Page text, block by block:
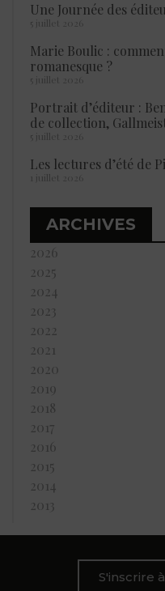
Une Journée des
5 juillet 2026
Marie Boulic :
romanesque ?
5 juillet 2026
Portrait d’éditeur :
de collection,
5 juillet 2026
Les lectures d’été de
1 juillet 2026
ARCHIVES
2026
2025
2024
2023
2022
2021
2020
2019
2018
2017
2016
2015
2014
2013
S'inscrire